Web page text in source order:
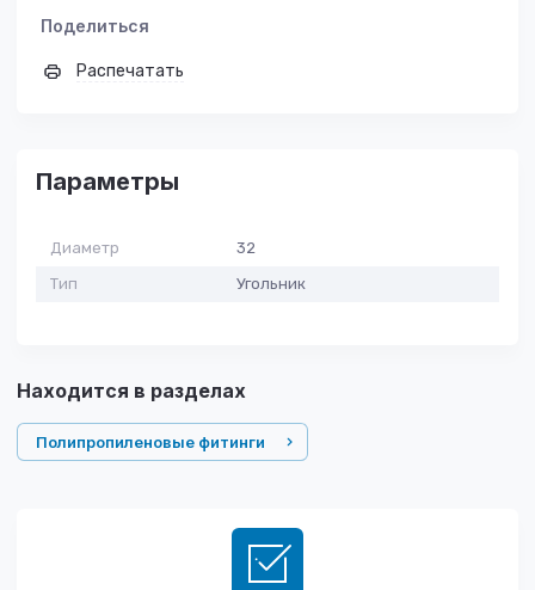
Поделиться
Распечатать
Параметры
Диаметр
32
Тип
Угольник
Находится в разделах
Полипропиленовые фитинги